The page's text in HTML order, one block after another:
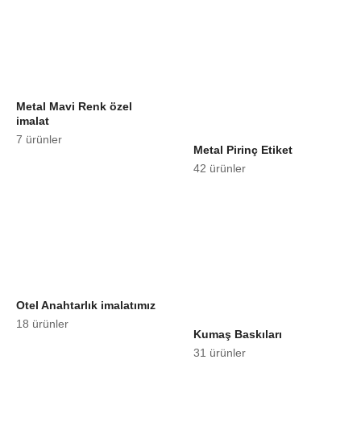
Metal Mavi Renk özel
imalat
7 ürünler
Metal Pirinç Etiket
42 ürünler
Otel Anahtarlık imalatımız
18 ürünler
Kumaş Baskıları
31 ürünler